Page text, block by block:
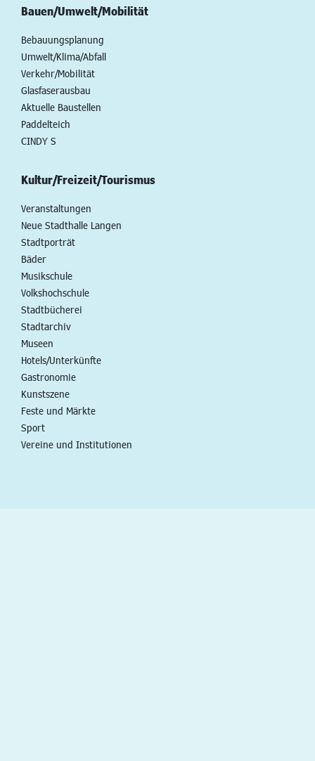
Bauen/Umwelt/Mobilität
Bebauungsplanung
Umwelt/Klima/Abfall
Verkehr/Mobilität
Glasfaserausbau
Aktuelle Baustellen
Paddelteich
CINDY S
Kultur/Freizeit/Tourismus
Veranstaltungen
Neue Stadthalle Langen
Stadtporträt
Bäder
Musikschule
Volkshochschule
Stadtbücherei
Stadtarchiv
Museen
Hotels/Unterkünfte
Gastronomie
Kunstszene
Feste und Märkte
Sport
Vereine und Institutionen